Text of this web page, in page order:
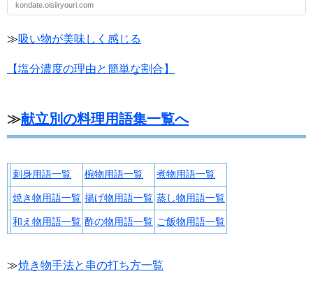
kondate.oisiiryouri.com
≫吸い物が美味しく感じる
【塩分濃度の理由と簡単な割合】
≫献立別の料理用語集一覧へ
刺身用語一覧 椀物用語一覧 煮物用語一覧
焼き物用語一覧 揚げ物用語一覧 蒸し物用語一覧
和え物用語一覧 酢の物用語一覧 ご飯物用語一覧
≫焼き物手法と串の打ち方一覧